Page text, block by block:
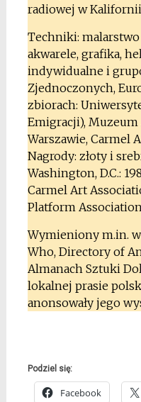
radiowej w
Techniki: malarstwo
akwarele, grafika,
indywidualne i
Zjednoczonych,
zbiorach:
Emigracji),
Warszawie, Carmel
Nagrody: złoty i
Washington, D.C.:
Carmel Art
Platform Association
Wymieniony m.in.
Who, Directory of
Almanach Sztuki
lokalnej prasie
anonsowały jego
Podziel się:
Facebook